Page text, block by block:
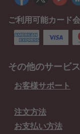
ご利用可能カード
その他のサービス
お客様サポート
注文方法
お支払い方法